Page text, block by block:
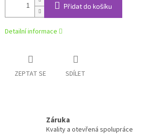
Přidat do košíku
Detailní informace
ZEPTAT SE SDÍLET
Záruka
Kvality a otevřená spolupráce